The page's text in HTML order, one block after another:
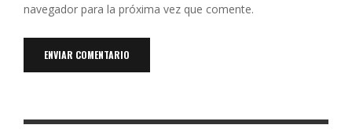
navegador para la próxima vez que comente.